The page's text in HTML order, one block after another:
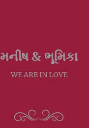
મનીષ & ભૂમિકા
WE ARE IN LOVE